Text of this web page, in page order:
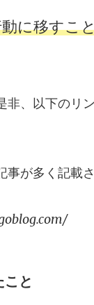
に移すこ
非、以下のリ
事が多く記載
と